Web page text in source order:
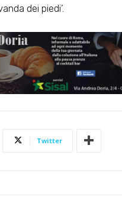
dei piedi’.
Twitter